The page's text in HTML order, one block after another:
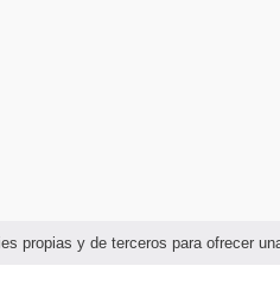
propias y de terceros para ofrecer